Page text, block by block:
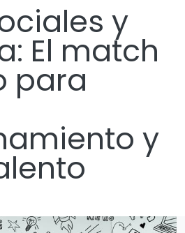
y
El match
para
y